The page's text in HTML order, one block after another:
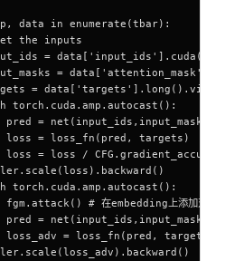
data in enumerate(tbar):
the inputs
= data['input_ids'].cuda()
=
= data['targets'].long().view(-
torch.cuda.amp.autocast():
pred =
loss = loss_fn(pred, targets)
loss = loss /
torch.cuda.amp.autocast():
# 在embedding上添加对抗扰
pred = net(input_ids,input_masks)
loss_adv = loss_fn(pred,